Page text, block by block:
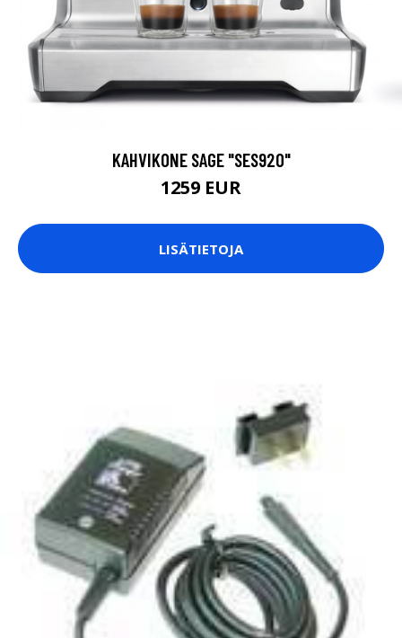
KAHVIKONE SAGE "SES920"
1259 EUR
LISÄTIETOJA